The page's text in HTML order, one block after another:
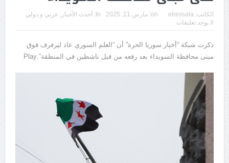
الكاتب: elressala
on: مارس 11, 2025 In: أحدث الأخبار
عربي و دولي
لا يوجد تعليقات
ذكرت شبكة “أخبار سوريا الحرة” أن “العلم السوري عاد ليرفرف فوق
مبنى محافظة السويداء بعد رفعه من قبل ناشطين في المنطقة”.Play